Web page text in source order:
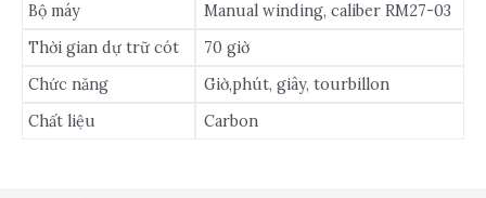
Bộ máy
Manual winding, caliber RM27-03
Thời gian dự trữ cót
70 giờ
Chức năng
Giờ,phút, giây, tourbillon
Chất liệu
Carbon